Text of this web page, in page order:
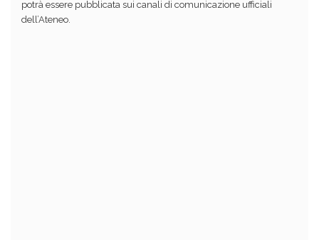
potrà essere pubblicata sui canali di comunicazione ufficiali
dell’Ateneo.